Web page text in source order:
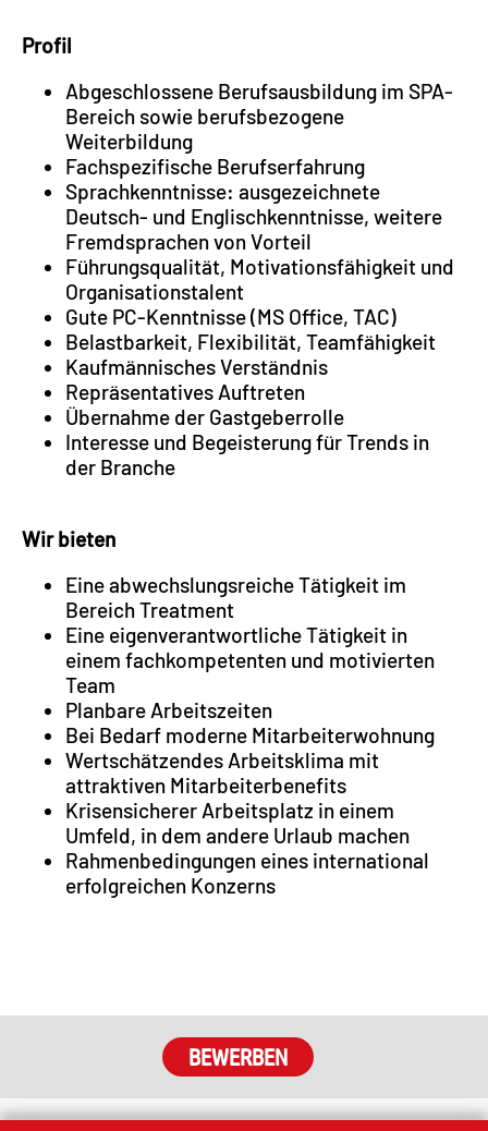
Profil
Abgeschlossene Berufsausbildung im SPA-
Bereich sowie berufsbezogene
Weiterbildung
Fachspezifische Berufserfahrung
Sprachkenntnisse: ausgezeichnete
Deutsch- und Englischkenntnisse, weitere
Fremdsprachen von Vorteil
Führungsqualität, Motivationsfähigkeit und
Organisationstalent
Gute PC-Kenntnisse (MS Office, TAC)
Belastbarkeit, Flexibilität, Teamfähigkeit
Kaufmännisches Verständnis
Repräsentatives Auftreten
Übernahme der Gastgeberrolle
Interesse und Begeisterung für Trends in
der Branche
Wir bieten
Eine abwechslungsreiche Tätigkeit im
Bereich Treatment
Eine eigenverantwortliche Tätigkeit in
einem fachkompetenten und motivierten
Team
Planbare Arbeitszeiten
Bei Bedarf moderne Mitarbeiterwohnung
Wertschätzendes Arbeitsklima mit
attraktiven Mitarbeiterbenefits
Krisensicherer Arbeitsplatz in einem
Umfeld, in dem andere Urlaub machen
Rahmenbedingungen eines international
erfolgreichen Konzerns